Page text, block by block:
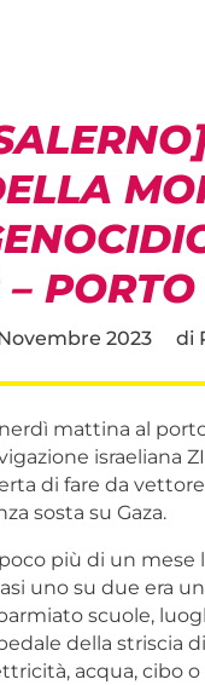
2023 di
mattina al
israeliana
di fare da
sosta su Gaza.
più di un mese
uno su due era
scuole,
della striscia
acqua, cibo